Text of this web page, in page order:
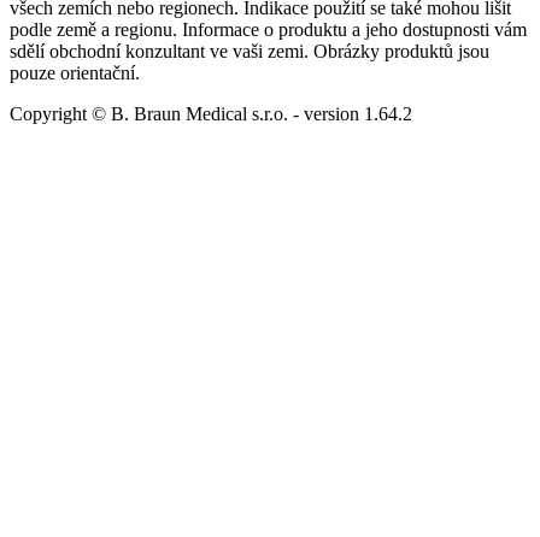
všech zemích nebo regionech. Indikace použití se také mohou lišit
podle země a regionu. Informace o produktu a jeho dostupnosti vám
sdělí obchodní konzultant ve vaši zemi. Obrázky produktů jsou
pouze orientační.
Copyright © B. Braun Medical s.r.o. - version 1.64.2